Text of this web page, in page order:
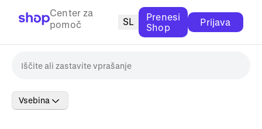
Center za
pomoč
SL
Prenesi
Shop
Prijava
Vsebina